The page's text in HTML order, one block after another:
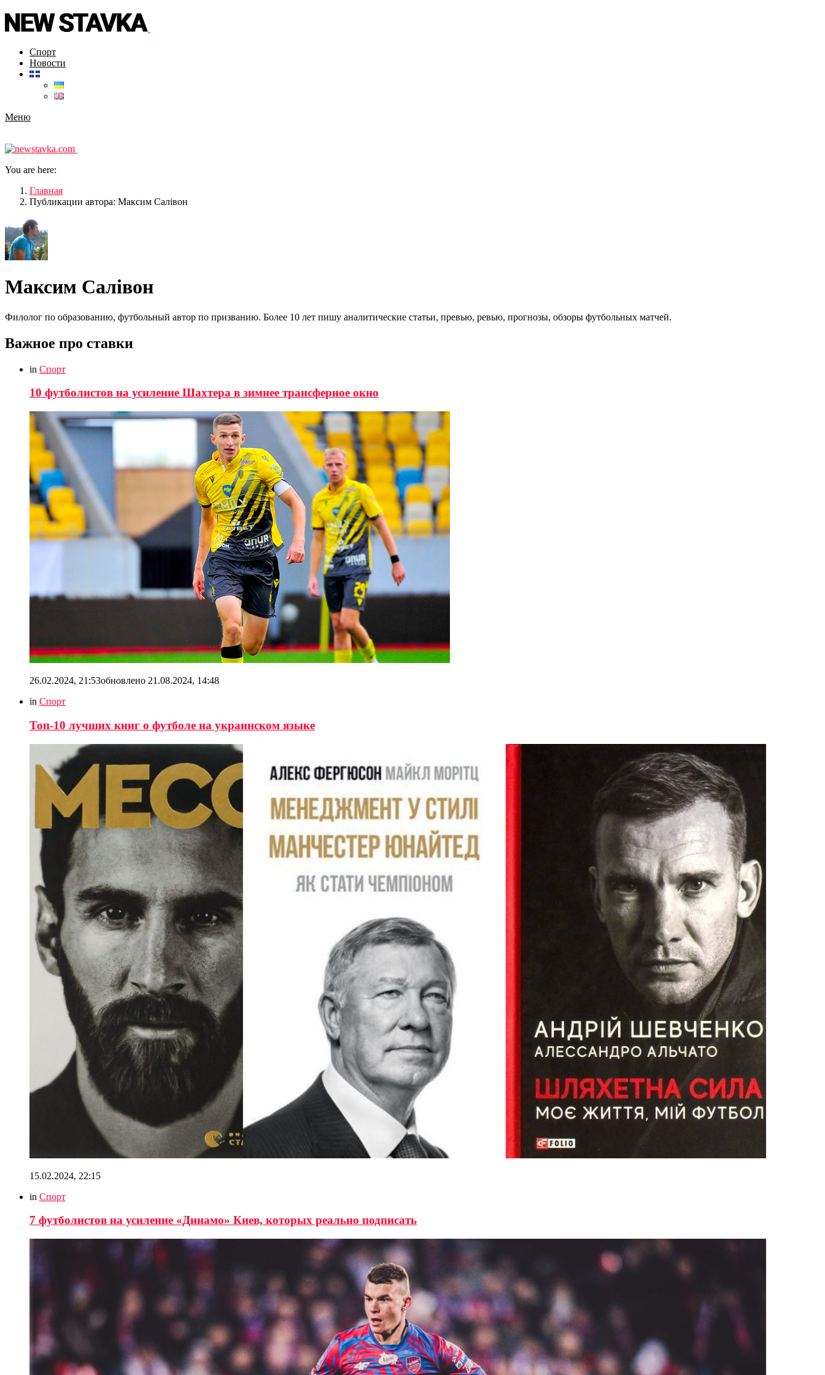
Спорт
Новости
Меню
You are here:
Главная
Публикации автора: Максим Салівон
Максим Салівон
Филолог по образованию, футбольный автор по призванию. Более 10 лет пишу аналитические статьи, превью, ревью, прогнозы, обзоры футбольных матчей.
Важное про ставки
in Спорт
10 футболистов на усиление Шахтера в зимнее трансферное окно
26.02.2024, 21:53обновлено 21.08.2024, 14:48
in Спорт
Топ-10 лучших книг о футболе на украинском языке
15.02.2024, 22:15
in Спорт
7 футболистов на усиление «Динамо» Киев, которых реально подписать